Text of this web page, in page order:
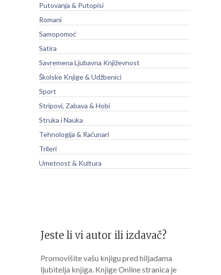
Putovanja & Putopisi
Romani
Samopomoć
Satira
Savremena Ljubavna Književnost
Školske Knjige & Udžbenici
Sport
Stripovi, Zabava & Hobi
Struka i Nauka
Tehnologija & Računari
Trileri
Umetnost & Kultura
Jeste li vi autor ili izdavač?
Promovišite vašu knjigu pred hiljadama
ljubitelja knjiga. Knjige Online stranica je